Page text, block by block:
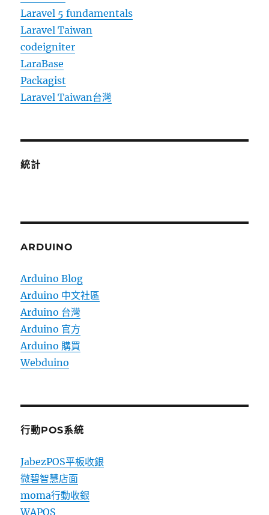
Laravel 5 fundamentals
Laravel Taiwan
codeigniter
LaraBase
Packagist
Laravel Taiwan台灣
統計
ARDUINO
Arduino Blog
Arduino 中文社區
Arduino 台灣
Arduino 官方
Arduino 購買
Webduino
行動POS系統
JabezPOS平板收銀
微碧智慧店面
moma行動收銀
WAPOS